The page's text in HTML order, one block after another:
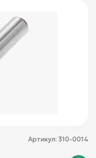
Артикул: 310-0014